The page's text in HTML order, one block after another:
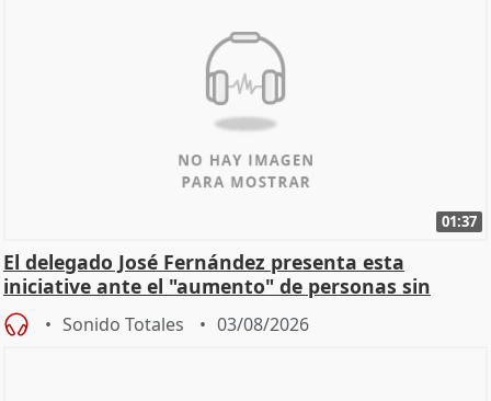
01:37
El delegado José Fernández presenta esta
iniciative ante el "aumento" de personas sin
hogar en Madri
Sonido Totales 03/08/2026